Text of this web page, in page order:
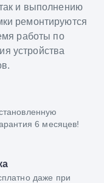
и выполнению
ремонтируются
работы по
устройства
6 месяцев!
даже при